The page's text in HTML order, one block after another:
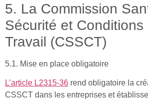
5. La Commission
Sécurité et Conditions
Travail (CSSCT)
5.1. Mise en place obligatoire
L’article L2315-36 rend obligatoire la
CSSCT dans les entreprises et